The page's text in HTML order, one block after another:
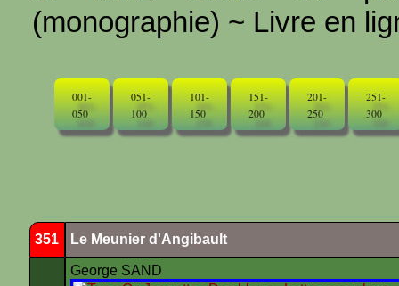
(monographie) ~ Livre en
001-
050
051-
100
101-
150
151-
200
201-
250
251-
300
351 Le Meunier d'Angibault
George SAND